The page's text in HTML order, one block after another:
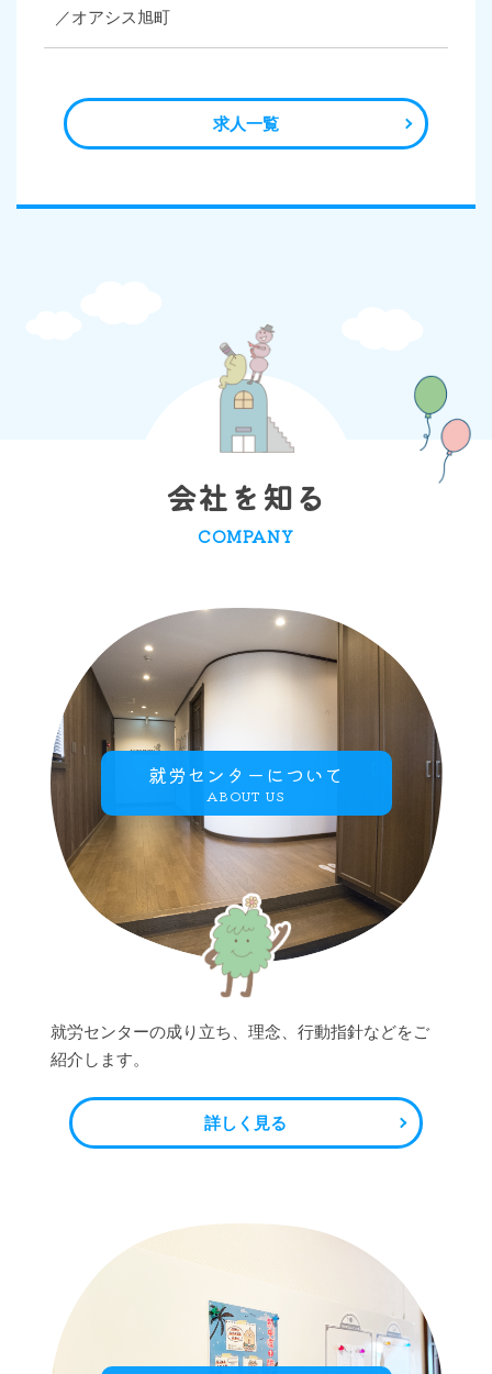
／オアシス旭町
求人一覧
会社を知る
COMPANY
就労センターについて
ABOUT US
就労センターの成り立ち、理念、行動指針などをご
紹介します。
詳しく見る